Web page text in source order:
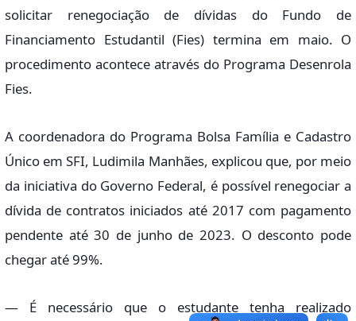
solicitar renegociação de dívidas do Fundo de
Financiamento Estudantil (Fies) termina em maio. O
procedimento acontece através do Programa Desenrola
Fies.
A coordenadora do Programa Bolsa Família e Cadastro
Único em SFI, Ludimila Manhães, explicou que, por meio
da iniciativa do Governo Federal, é possível renegociar a
dívida de contratos iniciados até 2017 com pagamento
pendente até 30 de junho de 2023. O desconto pode
chegar até 99%.
— É necessário que o estudante tenha realizado